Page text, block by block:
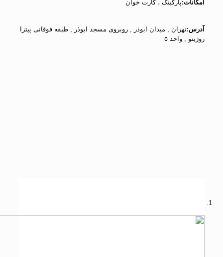
امکانات:پارکینگ ، کارت خوان
آدرس:تهران , میدان ابوذر , روبروی مسجد ابوذر , طبقه فوقانی پیتزا
روژینو , واحد ۵